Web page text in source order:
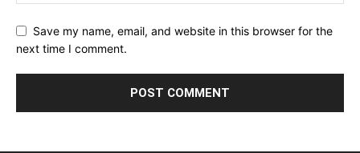
Save my name, email, and website in this browser for the
next time I comment.